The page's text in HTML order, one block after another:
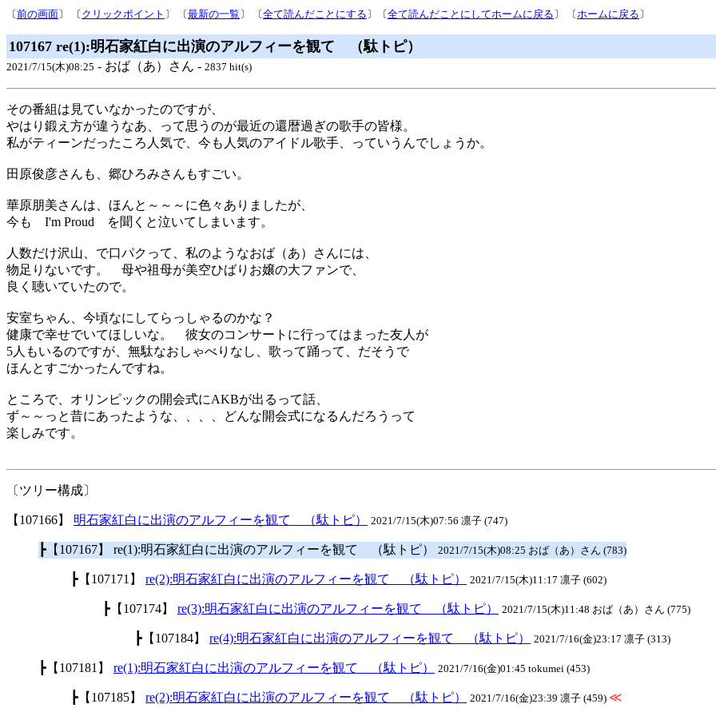
〔前の画面〕 〔 クリックポイント 〕 〔最新の一覧 〕 〔全て読んだことにする 〕〔全て読んだことにしてホームに戻る 〕 〔ホームに戻る 〕
107167 re(1):明石家紅白に出演のアルフィーを観て （駄トピ）
2021/7/15(木)08:25 - おば（あ）さん - 2837 hit(s)
その番組は見ていなかったのですが、
やはり鍛え方が違うなあ、って思うのが最近の還暦過ぎの歌手の皆様。
私がティーンだったころ人気で、今も人気のアイドル歌手、っていうんでしょうか。
田原俊彦さんも、郷ひろみさんもすごい。
華原朋美さんは、ほんと～～～に色々ありましたが、
今も I'm Proud を聞くと泣いてしまいます。
人数だけ沢山、で口パクって、私のようなおば（あ）さんには、
物足りないです。 母や祖母が美空ひばりお嬢の大ファンで、
良く聴いていたので。
安室ちゃん、今頃なにしてらっしゃるのかな？
健康で幸せでいてほしいな。 彼女のコンサートに行ってはまった友人が
5人もいるのですが、無駄なおしゃべりなし、歌って踊って、だそうで
ほんとすごかったんですね。
ところで、オリンピックの開会式にAKBが出るって話、
ず～～っと昔にあったような、、、、どんな開会式になるんだろうって
楽しみです。
〔ツリー構成〕
【107166】 明石家紅白に出演のアルフィーを観て （駄トピ） 2021/7/15(木)07:56 凛子 (747)
┣【107167】 re(1):明石家紅白に出演のアルフィーを観て （駄トピ） 2021/7/15(木)08:25 おば（あ）さん (783)
┣【107171】 re(2):明石家紅白に出演のアルフィーを観て （駄トピ） 2021/7/15(木)11:17 凛子 (602)
┣【107174】 re(3):明石家紅白に出演のアルフィーを観て （駄トピ） 2021/7/15(木)11:48 おば（あ）さん (775)
┣【107184】 re(4):明石家紅白に出演のアルフィーを観て （駄トピ） 2021/7/16(金)23:17 凛子 (313)
┣【107181】 re(1):明石家紅白に出演のアルフィーを観て （駄トピ） 2021/7/16(金)01:45 tokumei (453)
┣【107185】 re(2):明石家紅白に出演のアルフィーを観て （駄トピ） 2021/7/16(金)23:39 凛子 (459) ≪